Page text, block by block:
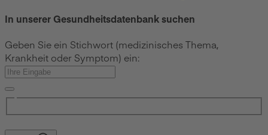
In unserer Gesundheitsdatenbank suchen
Geben Sie ein Stichwort (medizinisches Thema,
Krankheit oder Symptom) ein: